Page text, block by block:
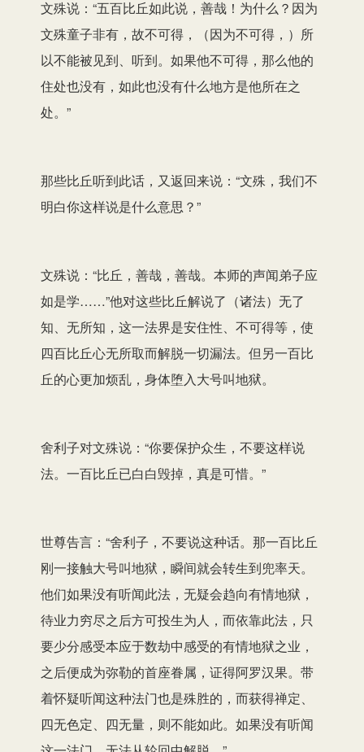
文殊说：“五百比丘如此说，善哉！为什么？因为
文殊童子非有，故不可得，（因为不可得，）所
以不能被见到、听到。如果他不可得，那么他的
住处也没有，如此也没有什么地方是他所在之
处。”
那些比丘听到此话，又返回来说：“文殊，我们不
明白你这样说是什么意思？”
文殊说：“比丘，善哉，善哉。本师的声闻弟子应
如是学……”他对这些比丘解说了（诸法）无了
知、无所知，这一法界是安住性、不可得等，使
四百比丘心无所取而解脱一切漏法。但另一百比
丘的心更加烦乱，身体堕入大号叫地狱。
舍利子对文殊说：“你要保护众生，不要这样说
法。一百比丘已白白毁掉，真是可惜。”
世尊告言：“舍利子，不要说这种话。那一百比丘
刚一接触大号叫地狱，瞬间就会转生到兜率天。
他们如果没有听闻此法，无疑会趋向有情地狱，
待业力穷尽之后方可投生为人，而依靠此法，只
要少分感受本应于数劫中感受的有情地狱之业，
之后便成为弥勒的首座眷属，证得阿罗汉果。带
着怀疑听闻这种法门也是殊胜的，而获得禅定、
四无色定、四无量，则不能如此。如果没有听闻